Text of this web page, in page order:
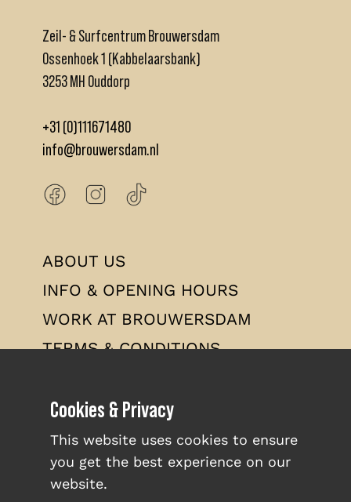
Zeil- & Surfcentrum Brouwersdam
Ossenhoek 1 (Kabbelaarsbank)
3253 MH Ouddorp
+31 (0)111671480
info@brouwersdam.nl
ABOUT US
INFO & OPENING HOURS
WORK AT BROUWERSDAM
TERMS & CONDITIONS
Cookies & Privacy
This website uses cookies to ensure
you get the best experience on our
website.